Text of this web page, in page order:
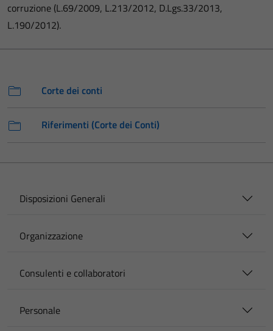
corruzione (L.69/2009, L.213/2012, D.Lgs.33/2013,
L.190/2012).
Corte dei conti
Riferimenti (Corte dei Conti)
Disposizioni Generali
Organizzazione
Consulenti e collaboratori
Personale